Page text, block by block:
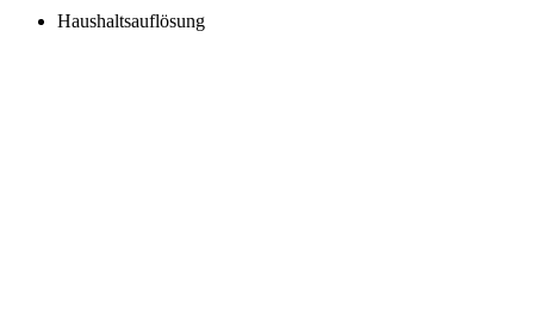
Haushaltsauflösung